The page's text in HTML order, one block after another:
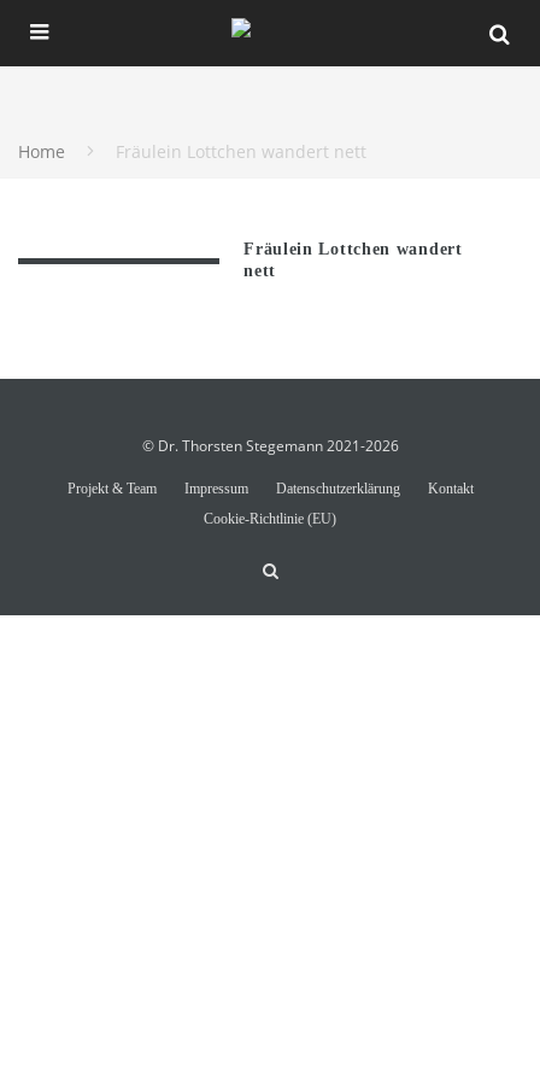
Home Fräulein Lottchen wandert nett
Fräulein Lottchen wandert
nett
© Dr. Thorsten Stegemann 2021-2026
Projekt & Team Impressum Datenschutzerklärung
Kontakt
Cookie-Richtlinie (EU)